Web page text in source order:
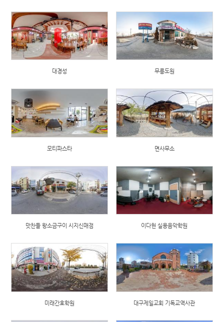
대경성 무릉도원
모티파스타 면사무소
맛찬들 왕소금구이 시지신매점 이다현 실용음악학원
미래간호학원 대구제일교회 기독교역사관